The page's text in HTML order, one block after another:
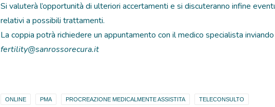
Si valuterà l’opportunità di ulteriori accertamenti e si discuteranno infine
relativi a possibili trattamenti.
La coppia potrà richiedere un appuntamento con il medico specialista inviando
fertility@sanrossorecura.it
ONLINE PMA PROCREAZIONE MEDICALMENTE ASSISTITA TELECONSULTO